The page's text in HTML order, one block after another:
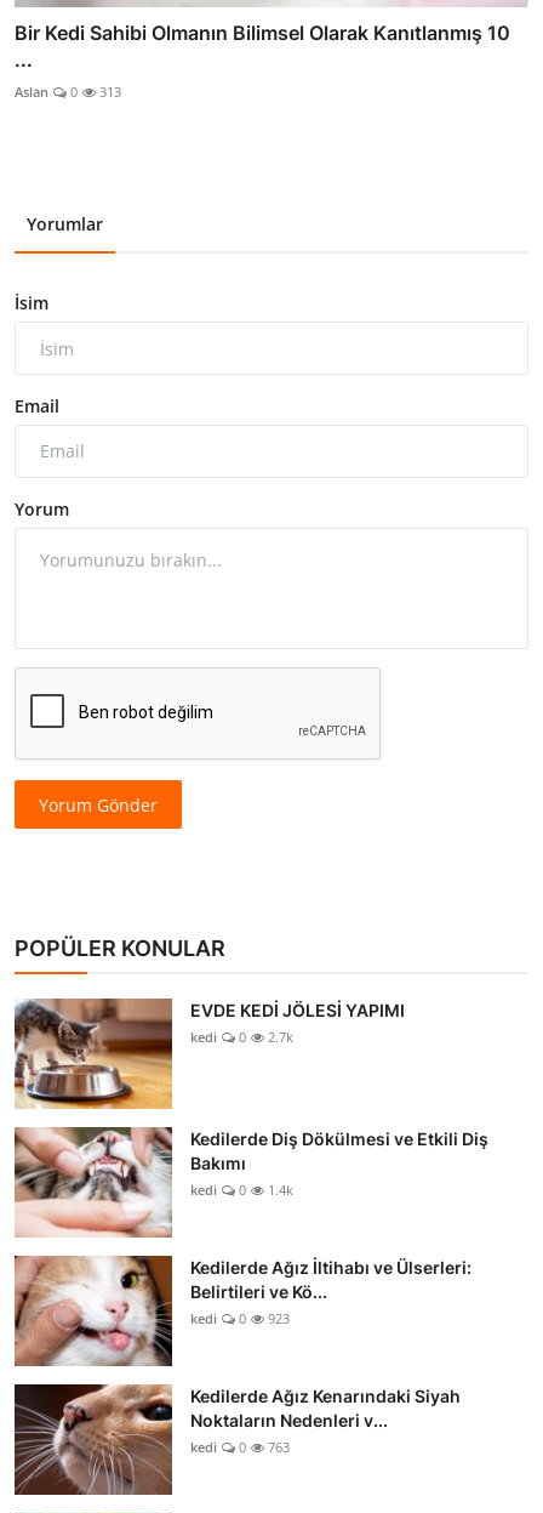
Bir Kedi Sahibi Olmanın Bilimsel Olarak Kanıtlanmış 10
...
Aslan 0 313
Yorumlar
İsim
Email
Yorum
Yorum Gönder
POPÜLER KONULAR
EVDE KEDİ JÖLESİ YAPIMI
kedi 0 2.7k
Kedilerde Diş Dökülmesi ve Etkili Diş
Bakımı
kedi 0 1.4k
Kedilerde Ağız İltihabı ve Ülserleri:
Belirtileri ve Kö...
kedi 0 923
Kedilerde Ağız Kenarındaki Siyah
Noktaların Nedenleri v...
kedi 0 763